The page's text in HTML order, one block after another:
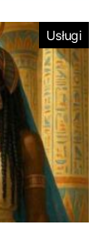
Usługi